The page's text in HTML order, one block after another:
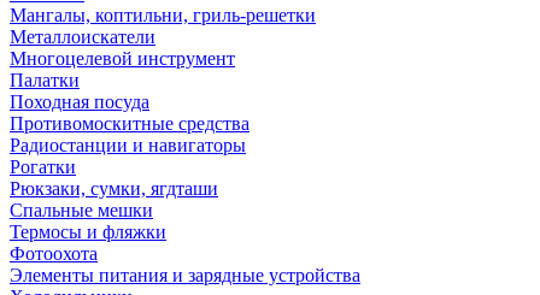
Мангалы, коптильни, гриль-решетки
Металлоискатели
Многоцелевой инструмент
Палатки
Походная посуда
Противомоскитные средства
Радиостанции и навигаторы
Рогатки
Рюкзаки, сумки, ягдташи
Спальные мешки
Термосы и фляжки
Фотоохота
Элементы питания и зарядные устройства